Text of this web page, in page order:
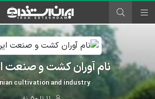
نام آوران کشت و صنعت
cultivation and industry